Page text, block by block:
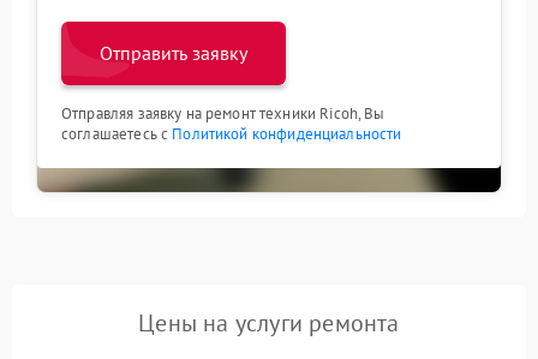
Отправить заявку
Отправляя заявку на ремонт техники Ricoh, Вы
соглашаетесь с Политикой конфиденциальности
Цены на услуги ремонта